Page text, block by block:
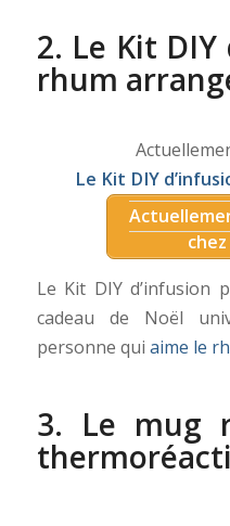
2. Le Kit
rhum
Le Kit DIY
Le Kit DIY d’infusion
cadeau de Noël
personne qui aime le
3. Le mug